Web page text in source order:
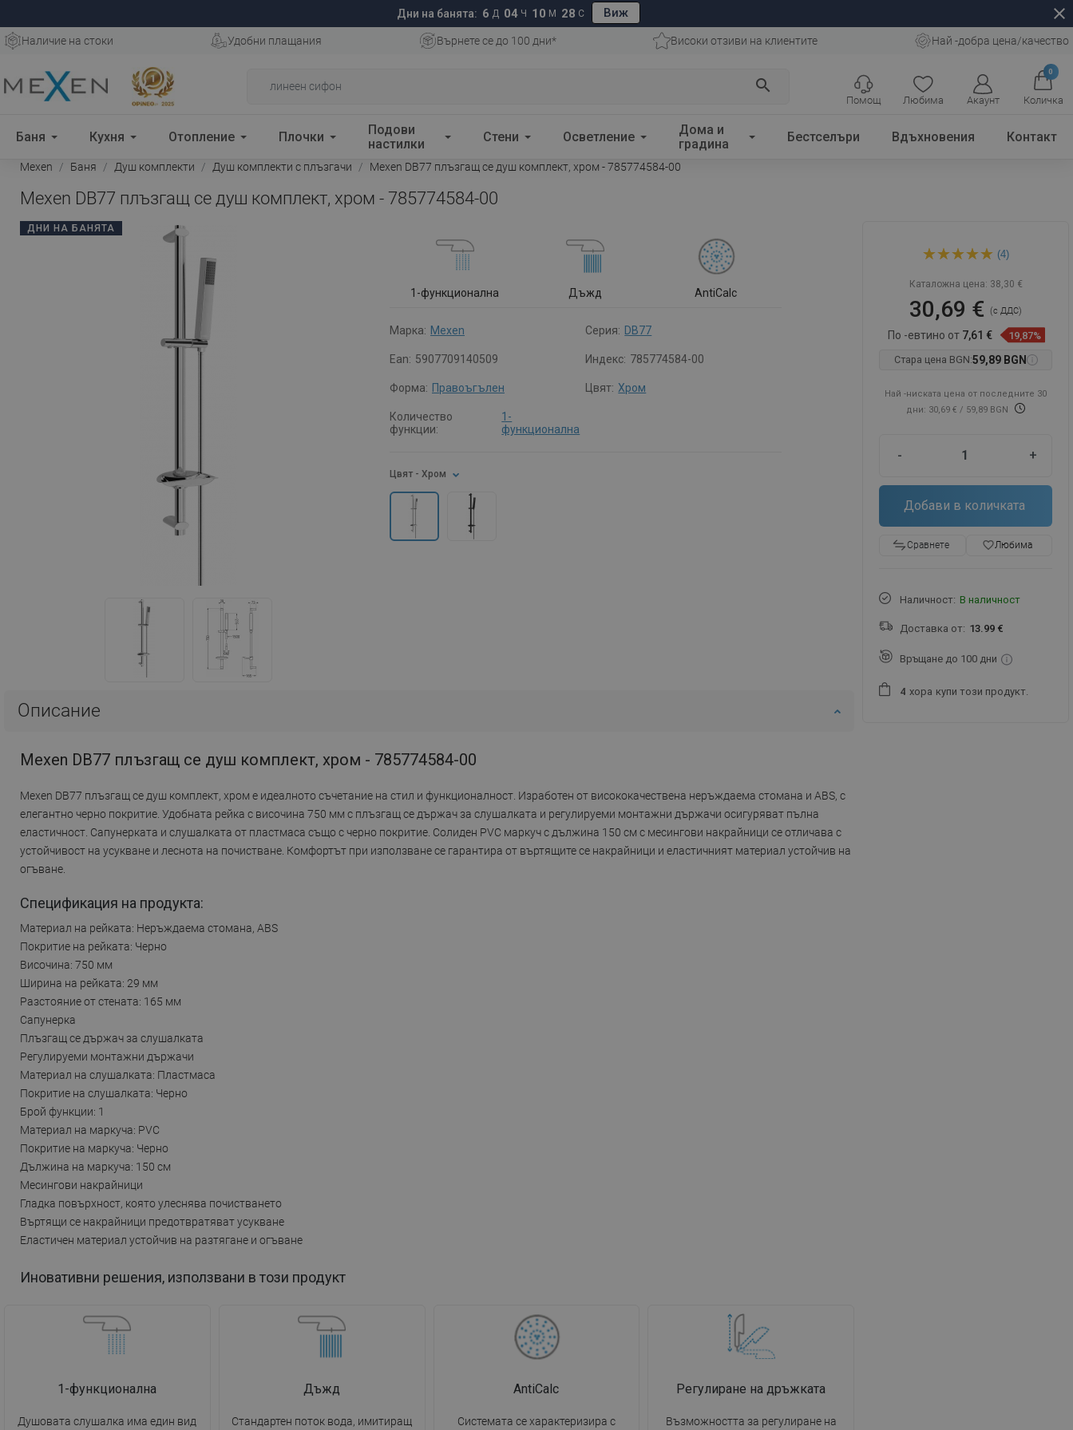
Дни на банята: 6 Д 04 Ч 10 М 28 С Виж close
Наличие на стоки Удобни плащания Върнете се до 100 дни* Високи отзиви на клиентите Най -добра цена/качество
search
Любима Акаунт
0
Количка
Помощ
Баня Кухня Отопление Плочки
Подови
настилки
Стени Осветление
Дома и
градина
Бестселъри Вдъхновения Контакт
Mexen Баня Душ комплекти Душ комплекти с плъзгачи Mexen DB77 плъзгащ се душ комплект, хром - 785774584-00
Mexen DB77 плъзгащ се душ комплект, хром - 785774584-00
ДНИ НА БАНЯТА
1-функционална Дъжд AntiCalc
Марка: Mexen Серия: DB77
Ean: 5907709140509 Индекс: 785774584-00
Форма: Правоъгълен Цвят: Хром
Количество
функции:
1-
функционална
Цвят - Хром
Описание
Mexen DB77 плъзгащ се душ комплект, хром - 785774584-00
Mexen DB77 плъзгащ се душ комплект, хром е идеалното съчетание на стил и функционалност. Изработен от висококачествена неръждаема стомана и ABS, с
елегантно черно покритие. Удобната рейка с височина 750 мм с плъзгащ се държач за слушалката и регулируеми монтажни държачи осигуряват пълна
еластичност. Сапунерката и слушалката от пластмаса също с черно покритие. Солиден PVC маркуч с дължина 150 см с месингови накрайници се отличава с
устойчивост на усукване и леснота на почистване. Комфортът при използване се гарантира от въртящите се накрайници и еластичният материал устойчив на
огъване.
Спецификация на продукта:
Материал на рейката: Неръждаема стомана, ABS
Покритие на рейката: Черно
Височина: 750 мм
Ширина на рейката: 29 мм
Разстояние от стената: 165 мм
Сапунерка
Плъзгащ се държач за слушалката
Регулируеми монтажни държачи
Материал на слушалката: Пластмаса
Покритие на слушалката: Черно
Брой функции: 1
Материал на маркуча: PVC
Покритие на маркуча: Черно
Дължина на маркуча: 150 см
Месингови накрайници
Гладка повърхност, която улеснява почистването
Въртящи се накрайници предотвратяват усукване
Еластичен материал устойчив на разтягане и огъване
Иновативни решения, използвани в този продукт
1-функционална
Душовата слушалка има един вид
Дъжд
Стандартен поток вода, имитиращ
AntiCalc
Системата се характеризира с
Регулиране на дръжката
Възможността за регулиране на
комплект, хром -(4)
Каталожна цена: 38,30 €
30,69 €(с ДДС)
По -евтино от 7,61 €
19,87%
Стара цена BGN:59,89 BGN
Най -ниската цена от последните 30
дни: 30,69 €/ 59,89 BGN
- +
Добави в количката
Сравнете favorite_borderЛюбима
Наличност: В наличност
Доставка от: 13.99 €
Връщане до 100 дни
4 хора купи този продукт.